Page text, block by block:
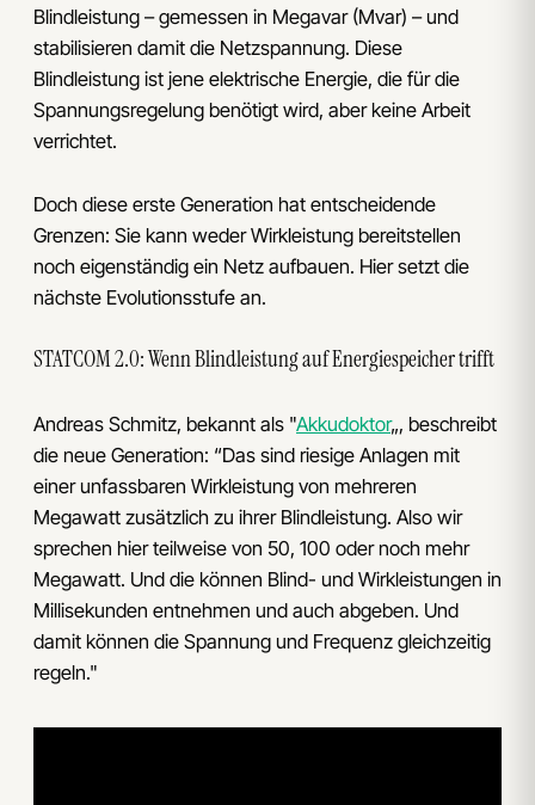
Blindleistung – gemessen in Megavar (Mvar) – und
stabilisieren damit die Netzspannung. Diese
Blindleistung ist jene elektrische Energie, die für die
Spannungsregelung benötigt wird, aber keine Arbeit
verrichtet.
Doch diese erste Generation hat entscheidende
Grenzen: Sie kann weder Wirkleistung bereitstellen
noch eigenständig ein Netz aufbauen. Hier setzt die
nächste Evolutionsstufe an.
STATCOM 2.0: Wenn Blindleistung auf Energiespeicher trifft
Andreas Schmitz, bekannt als "Akkudoktor„, beschreibt
die neue Generation: “Das sind riesige Anlagen mit
einer unfassbaren Wirkleistung von mehreren
Megawatt zusätzlich zu ihrer Blindleistung. Also wir
sprechen hier teilweise von 50, 100 oder noch mehr
Megawatt. Und die können Blind- und Wirkleistungen in
Millisekunden entnehmen und auch abgeben. Und
damit können die Spannung und Frequenz gleichzeitig
regeln."